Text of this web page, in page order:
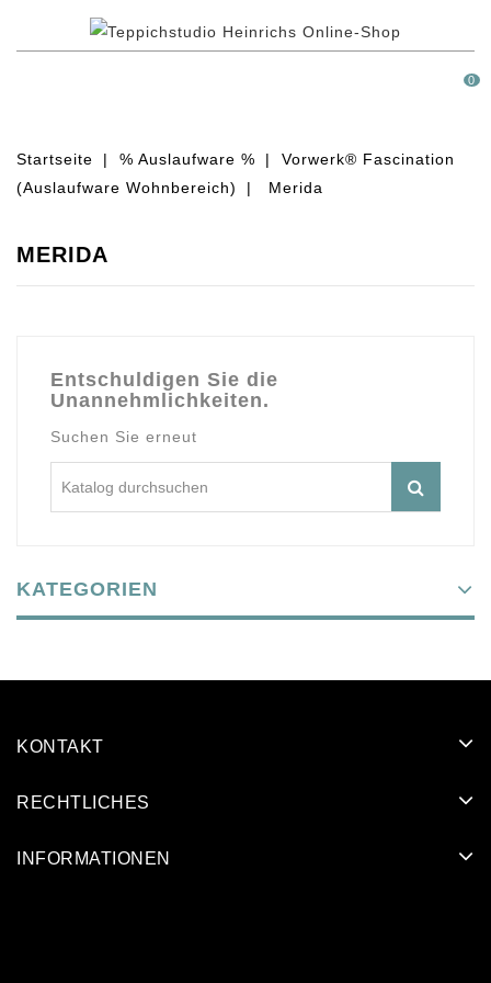
0
Startseite % Auslaufware %
Vorwerk® Fascination
(Auslaufware Wohnbereich)
Merida
MERIDA
Entschuldigen Sie die
Unannehmlichkeiten.
Suchen Sie erneut
KATEGORIEN
KONTAKT
RECHTLICHES
INFORMATIONEN